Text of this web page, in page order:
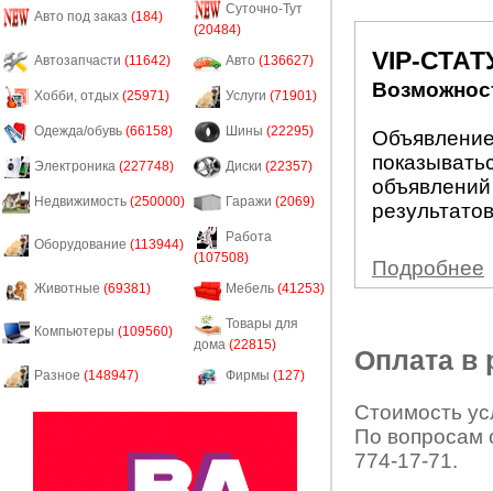
Авто под заказ (184)
Суточно-Тут
(20484)
Автозапчасти (11642) Авто (136627)
Хобби, отдых (25971) Услуги (71901)
Одежда/обувь (66158) Шины (22295)
Электроника (227748) Диски (22357)
Недвижимость (250000) Гаражи (2069)
Оборудование (113944)
Работа
(107508)
Животные (69381) Мебель (41253)
Компьютеры (109560)
Товары для
дома (22815)
Разное (148947) Фирмы (127)
VIP-
Подробнее
Оплата в
Стоимость
По вопросам
774-17-71.